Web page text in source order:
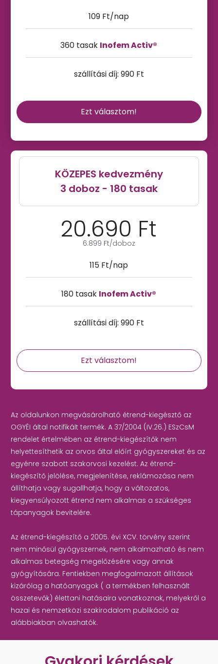
109 Ft/nap
360 tasak Inofem Activ®
szállítási díj: 990 Ft
Ezt választom!
KÖZEPES kedvezmény
3 doboz - 180 tasak
20.690 Ft
6.899 Ft/doboz
115 Ft/nap
180 tasak Inofem Activ®
szállítási díj: 990 Ft
Ezt választom!
Az oldalunkon megvásárolható étrend-kiegésztő az
OGYÉI által notifikált termék. A 37/2004 (IV.26.) ESzCsM
rendelet értelmében az étrend-kiegészítők nem
helyettesíthetik az orvos által előírt gyógyszereket és az
egyénre szabott szakorvosi kezelést. Az étrend-
kiegészítő jelölése, megjelenítése, reklámozása nem
állíthatja vagy sugallhatja, hogy a változatos,
kiegyensúlyozott étrend nem alkalmas a szükséges
tápanyagok bevitelére.
Az étrend-kiegészítő a 2005. évi XCV. törvény szerint
nem minősül gyógyszernek, nem alkalmazható és nem
alkalmas betegség megelőzésére vagy annak
gyógyítására. Fentiekben megfogalmazott állítások
kizárólag a hatóanyagok ( a termékben felhasznált
összetevők) élettani hatásaira vonatkoznak, melyekről a
hazai és nemzetközi szakirodalom publikáció az
alábbiakban olvashatók.